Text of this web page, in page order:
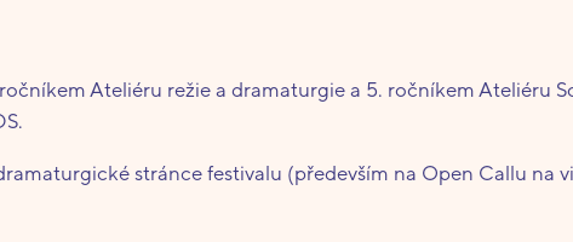
Ateliéru režie a dramaturgie a 5. ročníkem Ateliéru
stránce festivalu (především na Open Callu na